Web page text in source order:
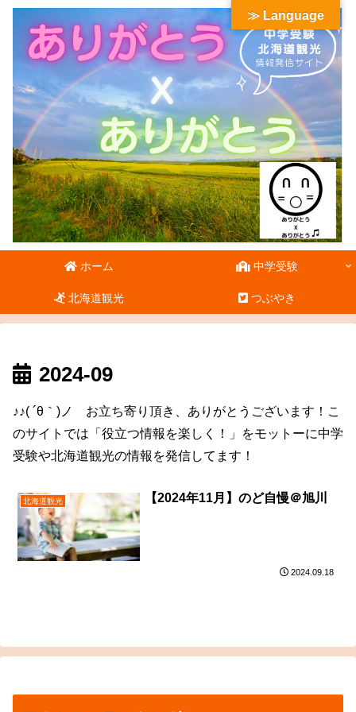
ホーム 中学受験
北海道観光 つぶやき
2024-09
♪♪( ´θ｀)ノ お立ち寄り頂き、ありがとうございます！こ
のサイトでは「役立つ情報を楽しく！」をモットーに中学
受験や北海道観光の情報を発信してます！
北海道観光 【2024年11月】のど自慢＠旭川
2024.09.18
≫ Language